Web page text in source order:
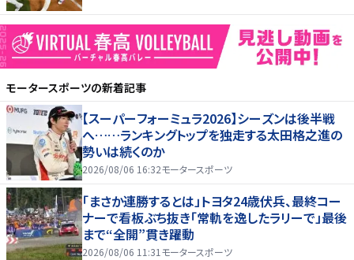
モータースポーツの新着記事
【スーパーフォーミュラ2026】シーズンは後半戦
へ……ランキングトップを独走する太田格之進の
勢いは続くのか
2026/08/06 16:32モータースポーツ
「まさか連勝するとは」トヨタ24歳伏兵、最終コー
ナーで看板ぶち抜き「常軌を逸したラリーで」最後
まで“全開”貫き躍動
2026/08/06 11:31 モータースポーツ